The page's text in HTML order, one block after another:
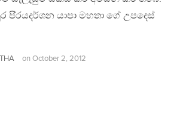
පි‍්‍රයදර්ශන යාපා මහතා ගේ උපදෙස්
on October 2, 2012